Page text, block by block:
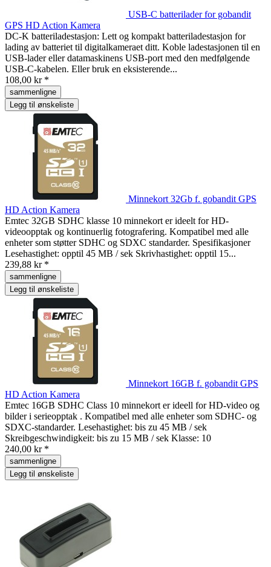
USB-C batterilader for gobandit
GPS HD Action Kamera
DC-K batteriladestasjon: Lett og kompakt batteriladestasjon for
lading av batteriet til digitalkameraet ditt. Koble ladestasjonen til en
USB-lader eller datamaskinens USB-port med den medfølgende
USB-C-kabelen. Eller bruk en eksisterende...
108,00 kr *
sammenligne
Legg til ønskeliste
Minnekort 32Gb f. gobandit GPS
HD Action Kamera
Emtec 32GB SDHC klasse 10 minnekort er ideelt for HD-
videoopptak og kontinuerlig fotografering. Kompatibel med alle
enheter som støtter SDHC og SDXC standarder. Spesifikasjoner
Lesehastighet: opptil 45 MB / sek Skrivhastighet: opptil 15...
239,88 kr *
sammenligne
Legg til ønskeliste
Minnekort 16GB f. gobandit GPS
HD Action Kamera
Emtec 16GB SDHC Class 10 minnekort er ideell for HD-video og
bilder i serieopptak . Kompatibel med alle enheter som SDHC- og
SDXC-standarder. Lesehastighet: bis zu 45 MB / sek
Skreibgeschwindigkeit: bis zu 15 MB / sek Klasse: 10
240,00 kr *
sammenligne
Legg til ønskeliste